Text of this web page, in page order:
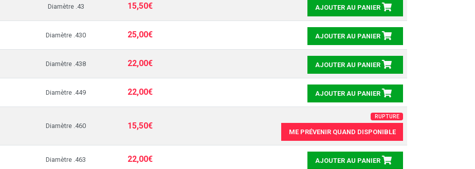
Diamètre .43 15,50€ AJOUTER AU PANIER
Diamètre .430 25,00€ AJOUTER AU PANIER
Diamètre .438 22,00€ AJOUTER AU PANIER
Diamètre .449 22,00€ AJOUTER AU PANIER
Diamètre .460 15,50€
RUPTURE
ME PRÉVENIR QUAND DISPONIBLE
Diamètre .463 22,00€ AJOUTER AU PANIER